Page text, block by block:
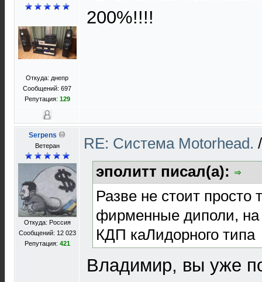
Откуда: днепр
Сообщений: 697
Репутация: 129
200%!!!!
Serpens
Ветеран
Откуда: Россия
Сообщений: 12 023
Репутация: 421
RE: Cистема Motorhead.
эполитт писал(а):
Разве не стоит просто
фирменные диполи,
КДП каЛидорного типа
Владимир, вы уже